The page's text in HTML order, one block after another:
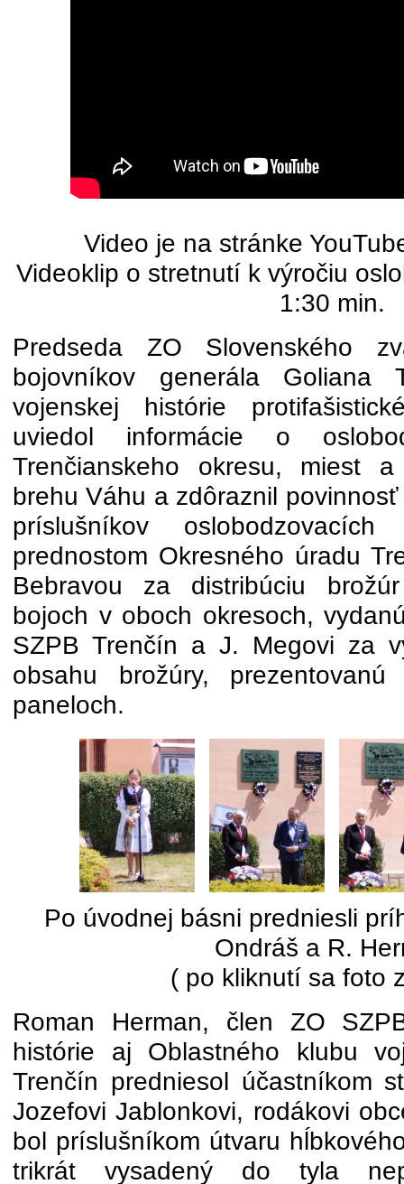
Video je na stránke
Videoklip o stretnutí k výročiu
1:30 min.
Predseda ZO Slovenského
bojovníkov generála
vojenskej histórie
uviedol informácie o
Trenčianskeho okresu, miest
brehu Váhu a zdôraznil
príslušníkov
prednostom Okresného úradu
Bebravou za distribúciu
bojoch v oboch okresoch,
SZPB Trenčín a J. Megovi za
obsahu brožúry,
paneloch.
Po úvodnej básni predniesli
Ondráš a R.
( po kliknutí sa foto
Roman Herman, člen ZO
histórie aj Oblastného klubu
Trenčín predniesol účastníkom
Jozefovi Jablonkovi, rodákovi
bol príslušníkom útvaru
trikrát vysadený do tyla